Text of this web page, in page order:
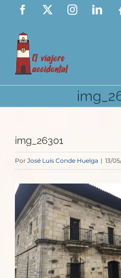
Saltar
contenido
Facebook Instagram
img_26301
Por José Luis Conde Huelga | 13/